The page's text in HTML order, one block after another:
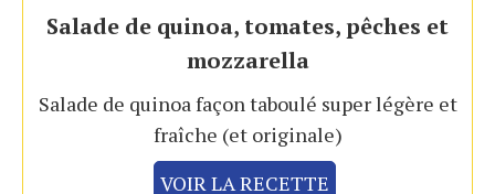
Salade de quinoa, tomates, pêches et
mozzarella
Salade de quinoa façon taboulé super légère et
fraîche (et originale)
VOIR LA RECETTE